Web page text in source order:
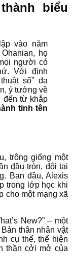
biểu
vào năm
họ
người có
Với định
số” đa
ý tưởng về
đến từ khắp
tinh tên
trông giống một
đầu tròn, đôi tai
Ban đầu, Alexis
trong lớp học khi
cho một mạng xã
New?” – một
thân nhân vật
cụ thể, thể hiện
thần cởi mở của